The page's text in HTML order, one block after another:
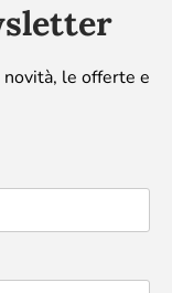
le offerte e